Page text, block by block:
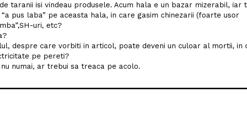
taranii isi vindeau produsele. Acum hala e un bazar mizerabil, iar
pus laba” pe aceasta hala, in care gasim chinezarii (foarte usor
uri, etc?
despre care vorbiti in articol, poate deveni un culoar al mortii, in
pe pereti?
numai, ar trebui sa treaca pe acolo.